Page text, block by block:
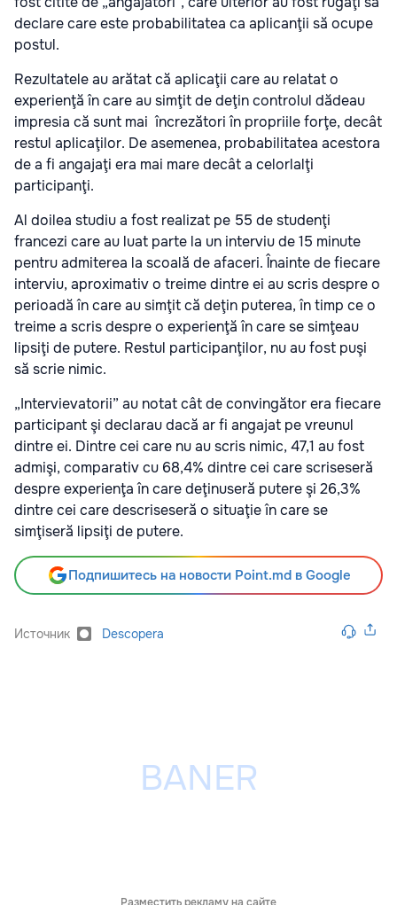
declare care este probabilitatea ca aplicanţii să ocupe
postul.
Rezultatele au arătat că aplicaţii care au relatat o
experienţă în care au simţit de deţin controlul dădeau
impresia că sunt mai încrezători în propriile forţe, decât
restul aplicaţilor. De asemenea, probabilitatea acestora
de a fi angajaţi era mai mare decât a celorlalţi
participanţi.
Al doilea studiu a fost realizat pe 55 de studenţi
francezi care au luat parte la un interviu de 15 minute
pentru admiterea la scoală de afaceri. Înainte de fiecare
interviu, aproximativ o treime dintre ei au scris despre o
perioadă în care au simţit că deţin puterea, în timp ce o
treime a scris despre o experienţă în care se simţeau
lipsiţi de putere. Restul participanţilor, nu au fost puşi
să scrie nimic.
„Intervievatorii” au notat cât de convingător era fiecare
participant şi declarau dacă ar fi angajat pe vreunul
dintre ei. Dintre cei care nu au scris nimic, 47,1 au fost
admişi, comparativ cu 68,4% dintre cei care scriseseră
despre experienţa în care deţinuseră putere şi 26,3%
dintre cei care descriseseră o situaţie în care se
simţiseră lipsiţi de putere.
Подпишитесь на новости Point.md в Google
Источник Descopera